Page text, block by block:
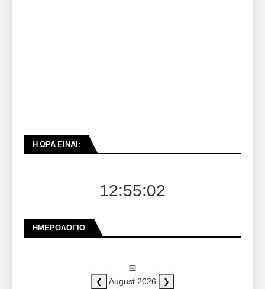
Η ΏΡΑ ΕΊΝΑΙ:
12:55:02
ΗΜΕΡΟΛΌΓΙΟ
📅
❮ August 2026 ❯